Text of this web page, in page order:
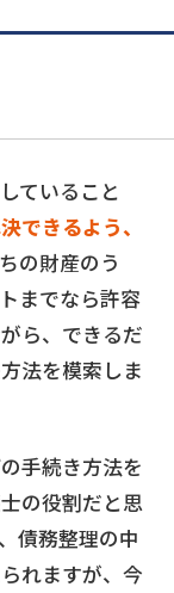
ていること
できるよう、
の財産のう
までなら許容
ら、できるだ
法を模索しま
手続き方法を
の役割だと思
債務整理の中
れますが、今